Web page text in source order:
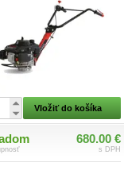
Vložiť do košíka
680.00 €
s DPH